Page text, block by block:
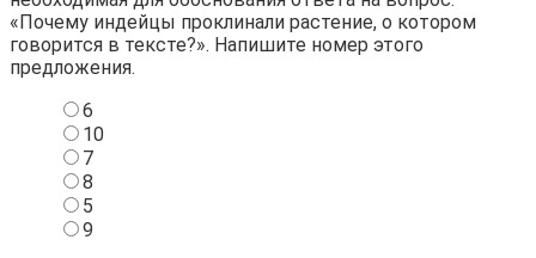
«Почему индейцы проклинали растение, о котором
говорится в тексте?». Напишите номер этого
предложения.
6
10
7
8
5
9